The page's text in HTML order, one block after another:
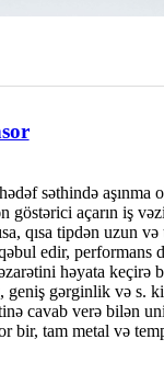
səthində aşınma
göstərici açarın iş
qısa tipdən uzun
edir, performans
həyata keçirə
gərginlik və s.
cavab verə bilən
bir, tam metal və